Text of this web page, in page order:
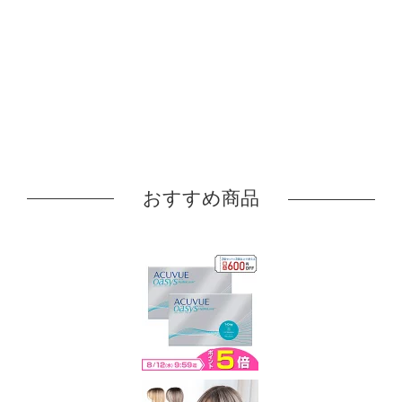
おすすめ商品